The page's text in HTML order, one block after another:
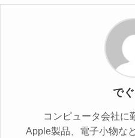
で
コンピュータ会社に
Apple製品、電子小物な